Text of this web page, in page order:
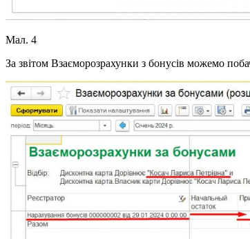
Мал. 4
За звітом Взаєморозрахунки з бонусів можемо